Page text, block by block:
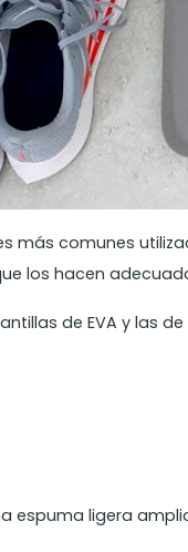
más comunes
los hacen
de EVA y las
espuma ligera